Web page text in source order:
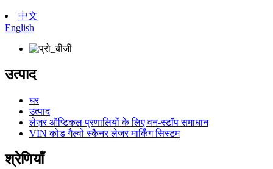
中文
English
उत्पाद
घर
उत्पाद
लेज़र ऑप्टिकल प्रणालियों के लिए वन-स्टॉप समाधान
VIN कोड गैल्वो स्कैनर लेजर मार्किंग सिस्टम
श्रेणियाँ